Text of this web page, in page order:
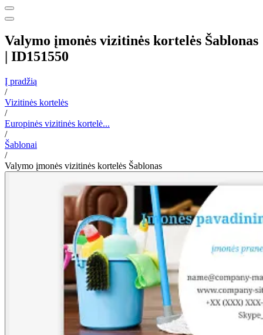
Valymo įmonės vizitinės kortelės Šablonas
| ID151550
Į pradžią
/
Vizitinės kortelės
/
Europinės vizitinės kortelė...
/
Šablonai
/
Valymo įmonės vizitinės kortelės Šablonas